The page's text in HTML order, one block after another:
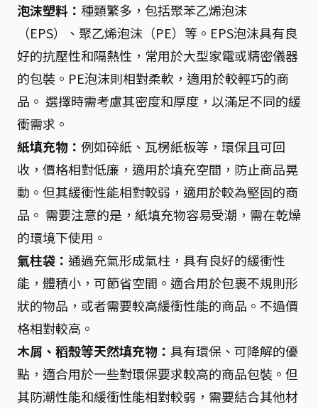
泡沫塑料： 種類繁多，包括聚苯乙烯泡沫
（EPS）、聚乙烯泡沫（PE）等。EPS泡沫具有良
好的抗壓性和隔熱性，常用於大型家電或精密儀器
的包裝。PE泡沫則相對柔軟，適用於較輕巧的商
品。 選擇時需考慮其密度和厚度，以滿足不同的緩
衝需求。
紙填充物： 例如碎紙、瓦楞紙板等，環保且可回
收，價格相對低廉，適用於填充空間，防止商品晃
動。但其緩衝性能相對較弱，適用於較為堅固的商
品。 需要注意的是，紙填充物容易受潮，需在乾燥
的環境下使用。
氣柱袋： 通過充氣形成氣柱，具有良好的緩衝性
能，體積小，可節省空間。適合用於包裹不規則形
狀的物品，或者需要較高緩衝性能的商品。不過價
格相對較高。
木屑、稻殼等天然填充物： 具有環保、可降解的優
點，適合用於一些對環保要求較高的商品包裝。但
其防潮性能和緩衝性能相對較弱，需要結合其他材